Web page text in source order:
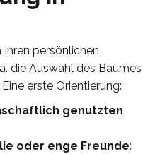
persönlichen
die Auswahl des Baumes
erste Orientierung:
genutzten
oder enge Freunde: